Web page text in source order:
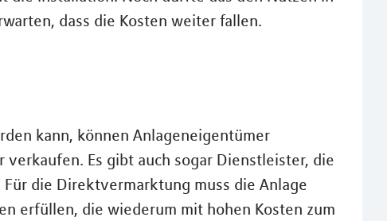
dass die Kosten weiter fallen.
kann, können Anlageneigentümer
Es gibt auch sogar Dienstleister, die
die Direktvermarktung muss die Anlage
erfüllen, die wiederum mit hohen Kosten zum